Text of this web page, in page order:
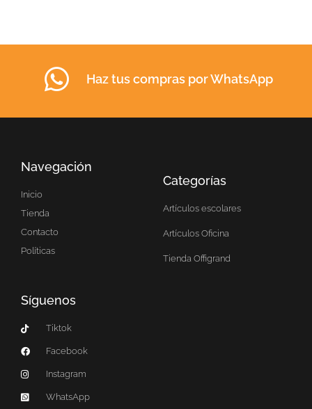
Haz tus compras por WhatsApp
Navegación
Inicio
Tienda
Contacto
Políticas
Categorías
Artículos escolares
Artículos Oficina
Tienda Offigrand
Síguenos
Tiktok
Facebook
Instagram
WhatsApp